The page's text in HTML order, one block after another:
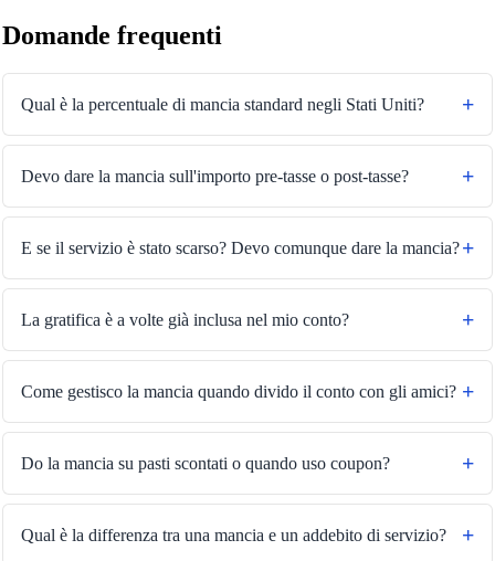
Domande frequenti
Qual è la percentuale di mancia standard negli Stati Uniti?
Devo dare la mancia sull'importo pre-tasse o post-tasse?
E se il servizio è stato scarso? Devo comunque dare la mancia?
La gratifica è a volte già inclusa nel mio conto?
Come gestisco la mancia quando divido il conto con gli amici?
Do la mancia su pasti scontati o quando uso coupon?
Qual è la differenza tra una mancia e un addebito di servizio?